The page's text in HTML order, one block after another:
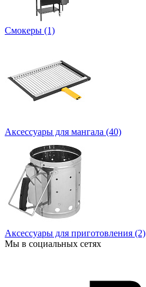
Смокеры (1)
Аксессуары для мангала (40)
Аксессуары для приготовления (2)
Мы в социальных сетях